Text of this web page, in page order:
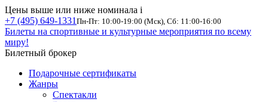
Цены выше или ниже номинала i
+7 (495) 649-1331 Пн-Пт: 10:00-19:00 (Мск), Сб: 11:00-16:00
Билеты на спортивные и культурные мероприятия по всему
миру!
Билетный брокер
Подарочные сертификаты
Жанры
Спектакли